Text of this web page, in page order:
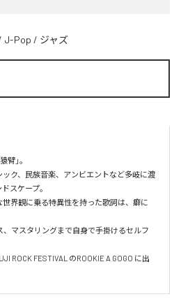
J-Pop / ジャズ
スケープ。
ROCK FESTIVAL のROOKIE A GOGO に出